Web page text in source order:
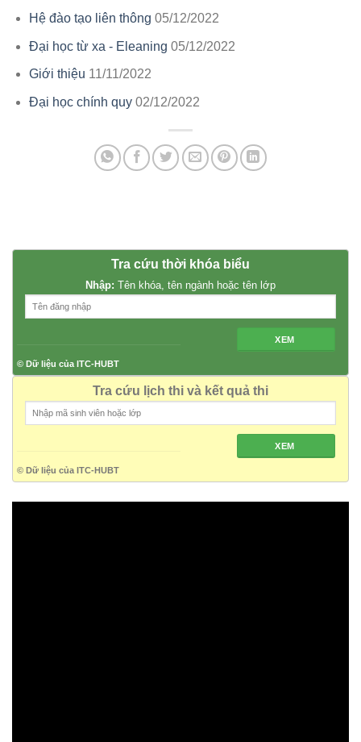
Hệ đào tạo liên thông 05/12/2022
Đại học từ xa - Eleaning 05/12/2022
Giới thiệu 11/11/2022
Đại học chính quy02/12/2022
Tra cứu thời khóa biểu
Nhập: Tên khóa, tên ngành hoặc tên lớp
XEM
© Dữ liệu của ITC-HUBT
Tra cứu lịch thi và kết quả thi
XEM
© Dữ liệu của ITC-HUBT